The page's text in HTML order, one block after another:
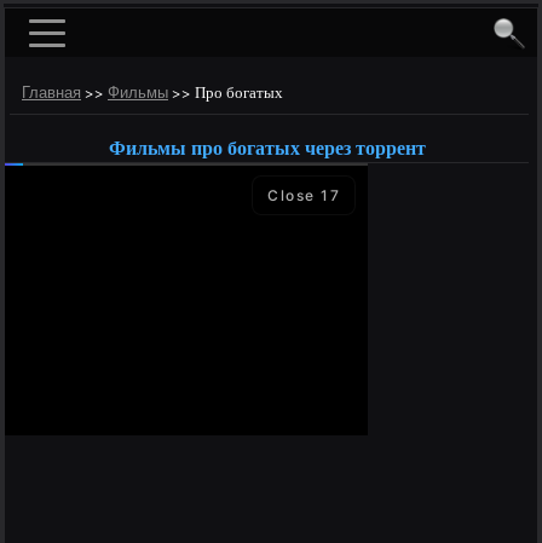
Главная >> Фильмы >> Про богатых
Фильмы про богатых через торрент
Close 16